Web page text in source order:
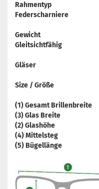
Rahmentyp
Federscharniere
Gewicht
Gleitsichtfähig
Gläser
Size / Größe
(1) Gesamt Brillenbreite
(3) Glas Breite
(2) Glashöhe
(4) Mittelsteg
(5) Bügellänge